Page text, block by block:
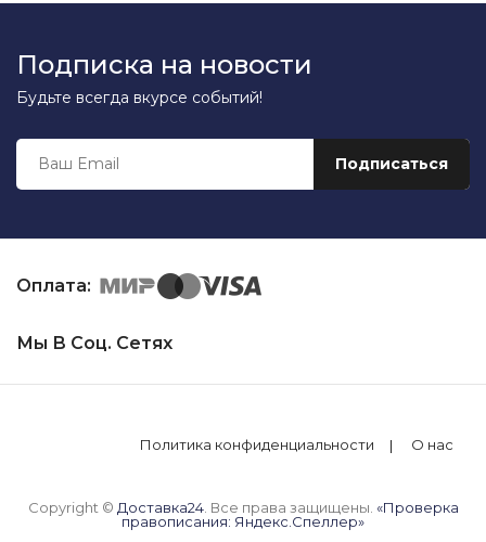
Подписка на новости
Будьте всегда вкурсе событий!
Оплата:
Мы В Соц. Сетях
Политика конфиденциальности О нас
Copyright © Доставка24. Все права защищены. «Проверка
правописания: Яндекс.Спеллер»